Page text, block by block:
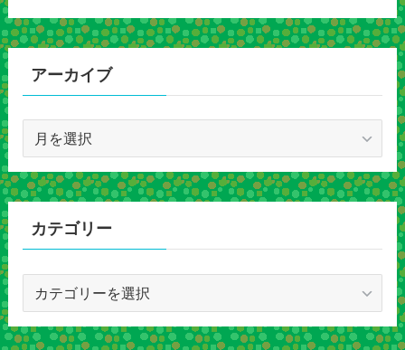
アーカイブ
カ
イ
カテゴリー
ゴ